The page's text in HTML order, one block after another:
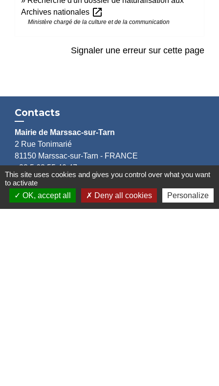
Archives nationales open_in_new
Ministère chargé de la culture et de la communication
Signaler une erreur sur cette page
Contacts
Mairie de Marssac-sur-Tarn
2 Rue Tonimarié
81150 Marssac-sur-Tarn - FRANCE
+33 5 63 55 40 47
accueil@marssac-sur-tarn.fr
Lien vers les HORAIRES et CONTACTS
This site uses cookies and gives you control over what you want
to activate
OK, accept all
Deny all cookies Personalize